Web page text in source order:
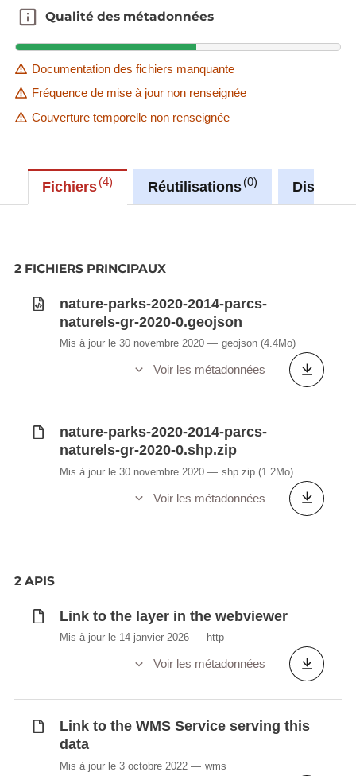
Qualité des métadonnées
Qualité des métadonnées
Documentation des fichiers manquante
Fréquence de mise à jour non renseignée
Couverture temporelle non renseignée
Fichiers 4 Réutilisations 0
2 FICHIERS PRINCIPAUX
nature-parks-2020-2014-parcs-
naturels-gr-2020-0.geojson
Mis à jour le 30 novembre 2020 geojson (4.4Mo)
Voir les métadonnées
nature-parks-2020-2014-parcs-
naturels-gr-2020-0.shp.zip
Mis à jour le 30 novembre 2020 shp.zip (1.2Mo)
Voir les métadonnées
2 APIS
Link to the layer in the webviewer
Mis à jour le 14 janvier 2026 http
Voir les métadonnées
Link to the WMS Service serving this
data
Mis à jour le 3 octobre 2022 wms